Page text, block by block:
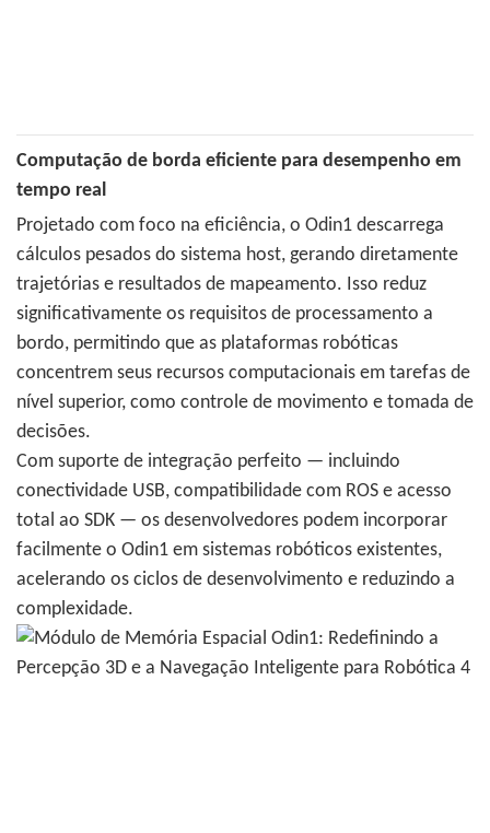
Computação de borda eficiente para desempenho em
tempo real
Projetado com foco na eficiência, o Odin1 descarrega
cálculos pesados ​​do sistema host, gerando diretamente
trajetórias e resultados de mapeamento. Isso reduz
significativamente os requisitos de processamento a
bordo, permitindo que as plataformas robóticas
concentrem seus recursos computacionais em tarefas de
nível superior, como controle de movimento e tomada de
decisões.
Com suporte de integração perfeito — incluindo
conectividade USB, compatibilidade com ROS e acesso
total ao SDK — os desenvolvedores podem incorporar
facilmente o Odin1 em sistemas robóticos existentes,
acelerando os ciclos de desenvolvimento e reduzindo a
complexidade.